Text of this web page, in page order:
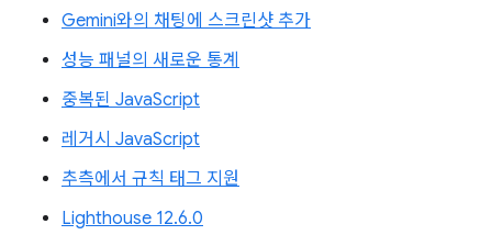
Gemini와의 채팅에 스크린샷 추가
성능 패널의 새로운 통계
중복된 JavaScript
레거시 JavaScript
추측에서 규칙 태그 지원
Lighthouse 12.6.0